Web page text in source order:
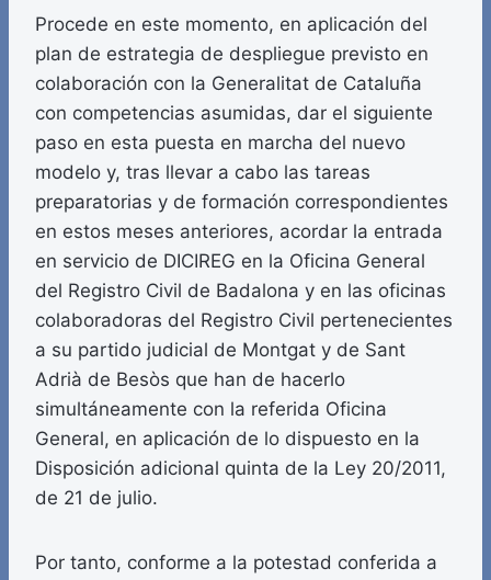
Procede en este momento, en aplicación del
plan de estrategia de despliegue previsto en
colaboración con la Generalitat de Cataluña
con competencias asumidas, dar el siguiente
paso en esta puesta en marcha del nuevo
modelo y, tras llevar a cabo las tareas
preparatorias y de formación correspondientes
en estos meses anteriores, acordar la entrada
en servicio de DICIREG en la Oficina General
del Registro Civil de Badalona y en las oficinas
colaboradoras del Registro Civil pertenecientes
a su partido judicial de Montgat y de Sant
Adrià de Besòs que han de hacerlo
simultáneamente con la referida Oficina
General, en aplicación de lo dispuesto en la
Disposición adicional quinta de la Ley 20/2011,
de 21 de julio.
Por tanto, conforme a la potestad conferida a